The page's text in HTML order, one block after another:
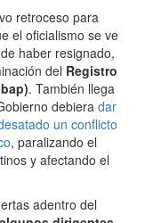
retroceso para
el oficialismo se ve
haber resignado,
del Registro
. También llega
debiera dar
un conflicto
, paralizando el
y afectando el
adentro del